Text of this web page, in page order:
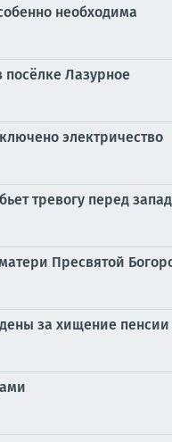
необходима
посёлке Лазурное
электричество
тревогу перед
Пресвятой
за хищение пенсии